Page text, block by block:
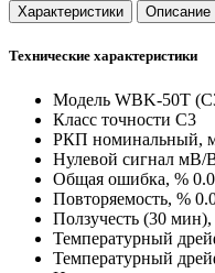
Характеристики Описание
Технические характеристики
Модель WBK-50T
Класс точности C3
РКП номинальный,
Нулевой сигнал мВ/
Общая ошибка, %
Повторяемость, %
Ползучесть (30 мин),
Температурный
Температурный